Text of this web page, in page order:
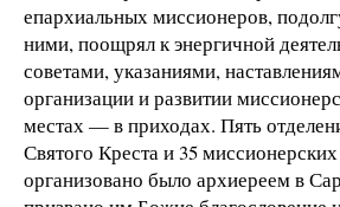
епархиальных миссионеров,
ними, поощрял к энергичной
советами, указаниями,
организации и развитии
местах — в приходах. Пять
Святого Креста и 35
организовано было архиереем в